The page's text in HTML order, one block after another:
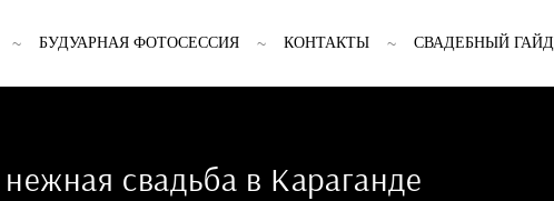
БУДУАРНАЯ ФОТОСЕССИЯ КОНТАКТЫ СВАДЕБНЫЙ ГАЙД
свадьба в Караганде